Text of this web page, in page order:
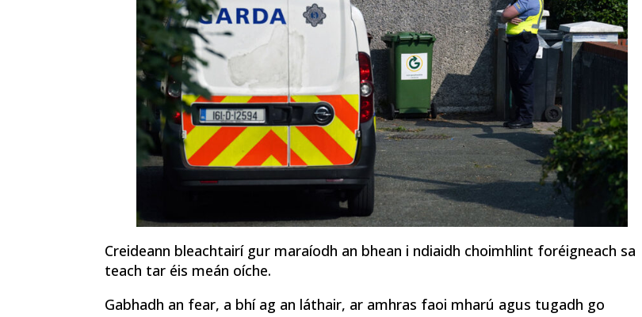
Creideann bleachtairí gur maraíodh an bhean i ndiaidh choimhlint foréigneach sa
teach tar éis meán oíche.
Gabhadh an fear, a bhí ag an láthair, ar amhras faoi mharú agus tugadh go